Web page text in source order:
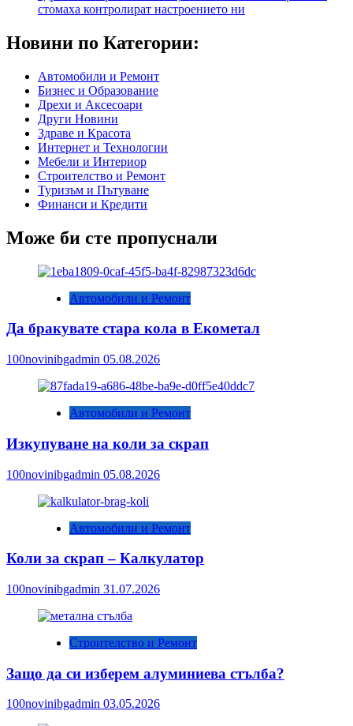
стомаха контролират настроението ни
Новини по Категории:
Автомобили и Ремонт
Бизнес и Образование
Дрехи и Аксесоари
Други Новини
Здраве и Красота
Интернет и Технологии
Мебели и Интериор
Строителство и Ремонт
Туризъм и Пътуване
Финанси и Кредити
Може би сте пропуснали
Автомобили и Ремонт
Да бракувате стара кола в Екометал
100novinibgadmin 05.08.2026
Автомобили и Ремонт
Изкупуване на коли за скрап
100novinibgadmin 05.08.2026
Автомобили и Ремонт
Коли за скрап – Калкулатор
100novinibgadmin 31.07.2026
Строителство и Ремонт
Защо да си изберем алуминиева стълба?
100novinibgadmin 03.05.2026